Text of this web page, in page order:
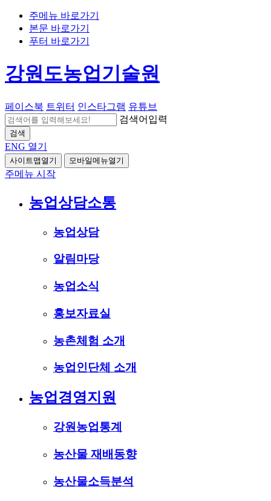
주메뉴 바로가기
본문 바로가기
푸터 바로가기
강원도농업기술원
페이스북 트위터 인스타그램 유튜브
검색어입력
검색
ENG 열기
사이트맵열기 모바일메뉴열기
주메뉴 시작
농업상담소통
농업상담
알림마당
농업소식
홍보자료실
농촌체험 소개
농업인단체 소개
농업경영지원
강원농업통계
농산물 재배동향
농산물소득분석